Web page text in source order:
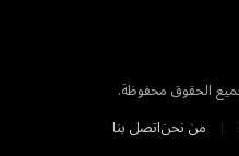
من نحناتصل بنا